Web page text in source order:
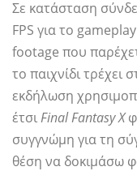
Σε κατάσταση
FPS για το
footage που
το παιχνίδι τρέχει
εκδήλωση
έτσιFinal Fantasy X
συγγνώμη για τη
θέση να δοκιμάσω